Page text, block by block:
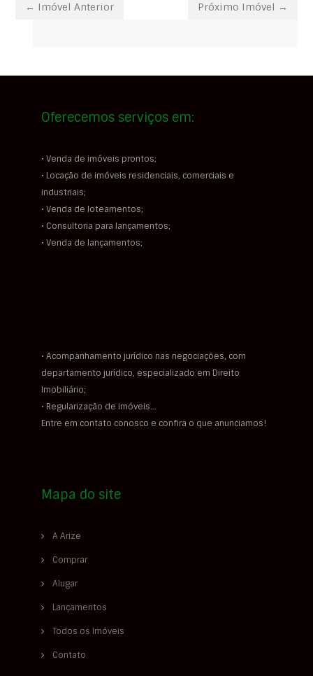
← Imóvel Anterior Próximo Imóvel →
Oferecemos serviços em:
• Venda de imóveis prontos;
• Locação de imóveis residenciais, comerciais e
industriais;
• Venda de loteamentos;
• Consultoria para lançamentos;
• Venda de lançamentos;
• Acompanhamento jurídico nas negociações, com
departamento jurídico, especializado em Direito
Imobiliário;
• Regularização de imóveis…
Entre em contato conosco e confira o que anunciamos!
Mapa do site
A Arize
Comprar
Alugar
Lançamentos
Todos os Imóveis
Contato